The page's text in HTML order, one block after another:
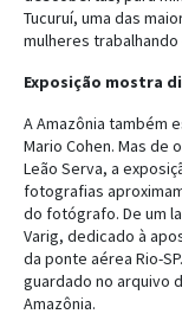
Tucuruí, uma das
mulheres trabalhando
Exposição mostra
A Amazônia também
Mario Cohen. Mas de
Leão Serva, a
fotografias
do fotógrafo. De um
Varig, dedicado à
da ponte aérea Rio-
guardado no arquivo
Amazônia.